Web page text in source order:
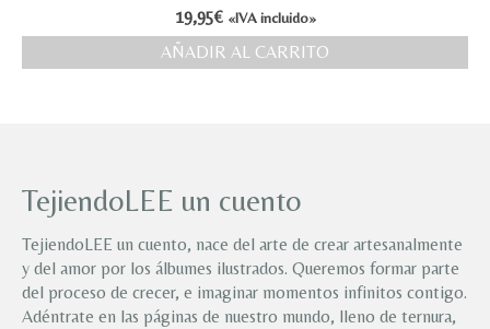
19,95€ «IVA incluido»
AÑADIR AL CARRITO
TejiendoLEE un cuento
TejiendoLEE un cuento, nace del arte de crear artesanalmente
y del amor por los álbumes ilustrados. Queremos formar parte
del proceso de crecer, e imaginar momentos infinitos contigo.
Adéntrate en las páginas de nuestro mundo, lleno de ternura,